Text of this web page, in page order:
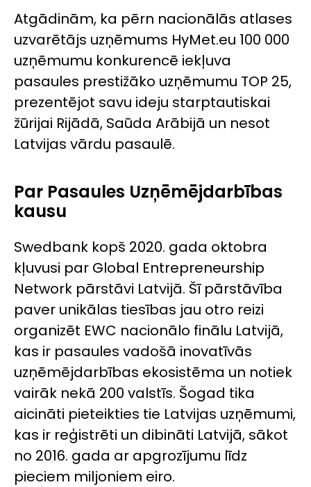
Atgādinām, ka pērn nacionālās atlases
uzvarētājs uzņēmums HyMet.eu 100 000
uzņēmumu konkurencē iekļuva
pasaules prestižāko uzņēmumu TOP 25,
prezentējot savu ideju starptautiskai
žūrijai Rijādā, Saūda Arābijā un nesot
Latvijas vārdu pasaulē.
Par Pasaules Uzņēmējdarbības
kausu
Swedbank kopš 2020. gada oktobra
kļuvusi par Global Entrepreneurship
Network pārstāvi Latvijā. Šī pārstāvība
paver unikālas tiesības jau otro reizi
organizēt EWC nacionālo finālu Latvijā,
kas ir pasaules vadošā inovatīvās
uzņēmējdarbības ekosistēma un notiek
vairāk nekā 200 valstīs. Šogad tika
aicināti pieteikties tie Latvijas uzņēmumi,
kas ir reģistrēti un dibināti Latvijā, sākot
no 2016. gada ar apgrozījumu līdz
pieciem miljoniem eiro.